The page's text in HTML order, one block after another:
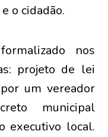
o cidadão.
nos
projeto de lei
um vereador
municipal
executivo local.